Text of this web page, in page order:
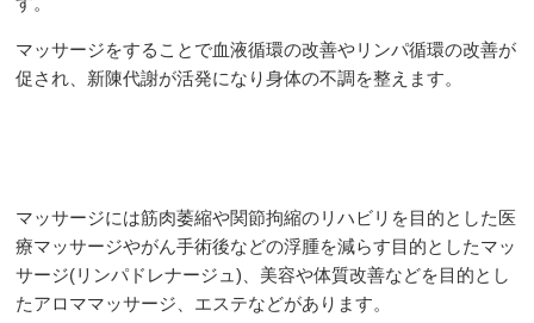
マッサージをすることで血液循環の改善やリンパ循環の改善が
促され、新陳代謝が活発になり身体の不調を整えます。
マッサージには筋肉萎縮や関節拘縮のリハビリを目的とした医
療マッサージやがん手術後などの浮腫を減らす目的としたマッ
サージ(リンパドレナージュ)、美容や体質改善などを目的とし
たアロママッサージ、エステなどがあります。